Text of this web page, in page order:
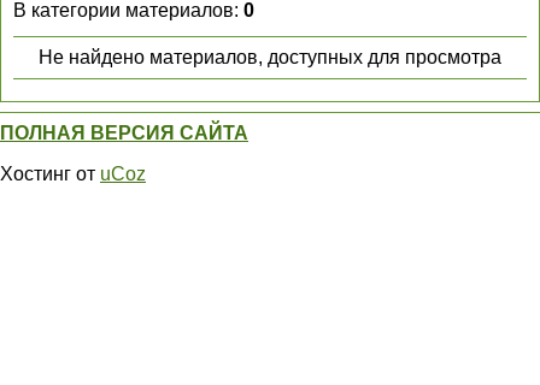
В категории материалов: 0
Не найдено материалов, доступных для просмотра
ПОЛНАЯ ВЕРСИЯ САЙТА
Хостинг от uCoz